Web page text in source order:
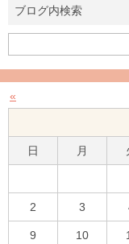
ブログ内検索
«
日 月
2 3
9 10